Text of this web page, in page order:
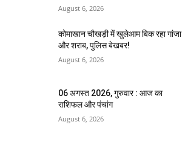
August 6, 2026
कोमाखान चौखड़ी में खुलेआम बिक रहा गांजा
और शराब, पुलिस बेखबर!
August 6, 2026
06 अगस्त 2026, गुरुवार : आज का
राशिफल और पंचांग
August 6, 2026